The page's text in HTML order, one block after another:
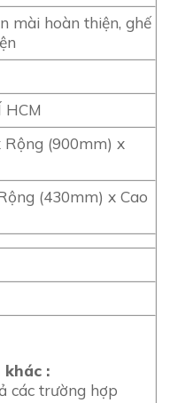
mài hoàn thiện, ghế
HCM
(900mm) x
(430mm) x Cao
:
các trường hợp